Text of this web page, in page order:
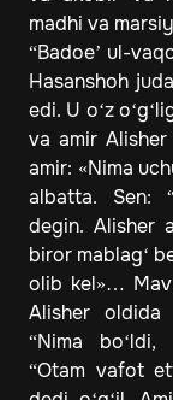
madhi va
“Badoe’ ul-
Hasanshoh
edi. U o‘z
va amir
amir: «Nima
albatta. Sen:
degin. Alisher
biror mablag‘
olib kel»…
Alisher oldida
“Nima bo‘ldi,
“Otam vafot